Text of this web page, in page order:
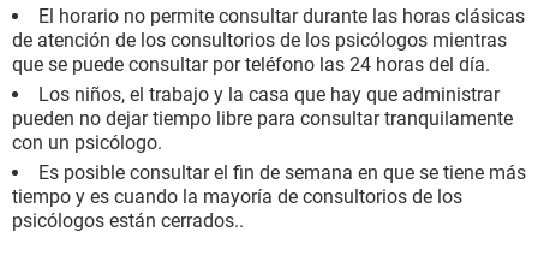
El horario no permite consultar durante las horas clásicas
de atención de los consultorios de los psicólogos mientras
que se puede consultar por teléfono las 24 horas del día.
Los niños, el trabajo y la casa que hay que administrar
pueden no dejar tiempo libre para consultar tranquilamente
con un psicólogo.
Es posible consultar el fin de semana en que se tiene más
tiempo y es cuando la mayoría de consultorios de los
psicólogos están cerrados..